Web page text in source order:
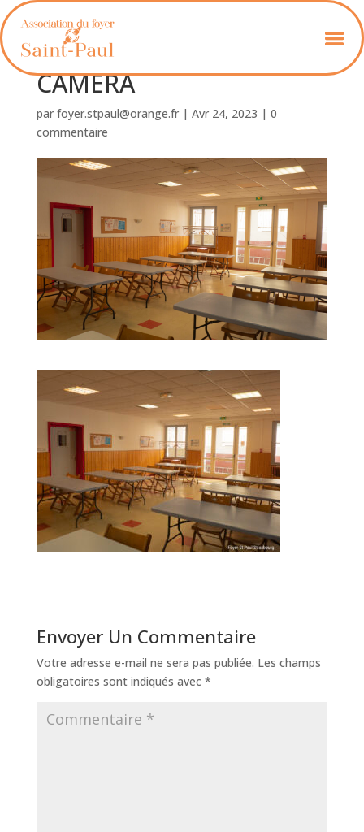
OLYMPUS DIGITAL
CAMERA
par foyer.stpaul@orange.fr| Avr 24, 2023 | 0
commentaire
Envoyer Un Commentaire
Votre adresse e-mail ne sera pas publiée. Les champs
obligatoires sont indiqués avec *